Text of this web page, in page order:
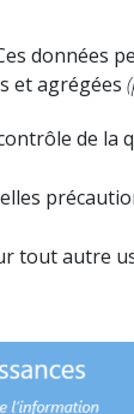
données
et agrégées
de la
tout autre